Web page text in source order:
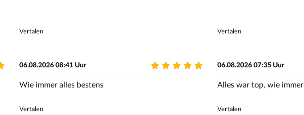
Vertalen Vertalen
06.08.2026 08:41 Uur
Wie immer alles bestens
Vertalen
06.08.2026 07:35 Uur
Alles war top, wie immer
Vertalen